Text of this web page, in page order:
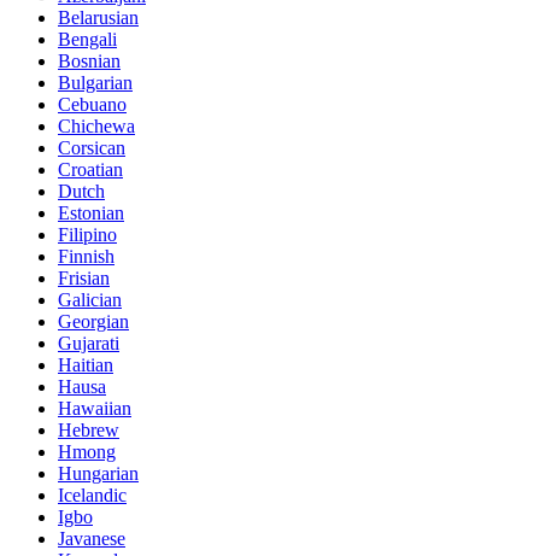
Belarusian
Bengali
Bosnian
Bulgarian
Cebuano
Chichewa
Corsican
Croatian
Dutch
Estonian
Filipino
Finnish
Frisian
Galician
Georgian
Gujarati
Haitian
Hausa
Hawaiian
Hebrew
Hmong
Hungarian
Icelandic
Igbo
Javanese